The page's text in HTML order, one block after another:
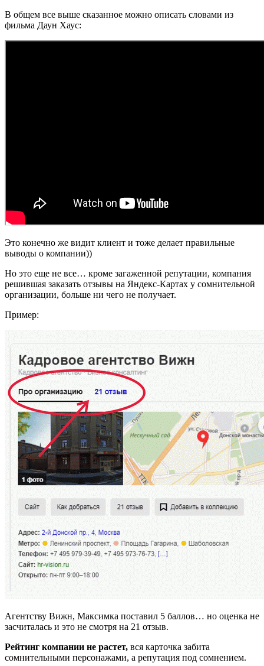
В общем все выше сказанное можно описать словами из
фильма Даун Хаус:
Это конечно же видит клиент и тоже делает правильные
выводы о компании))
Но это еще не все… кроме загаженной репутации, компания
решившая заказать отзывы на Яндекс-Картах у сомнительной
организации, больше ни чего не получает.
Пример:
Агентству Вижн, Максимка поставил 5 баллов… но оценка не
засчиталась и это не смотря на 21 отзыв.
Рейтинг компании не растет, вся карточка забита
сомнительными персонажами, а репутация под сомнением.